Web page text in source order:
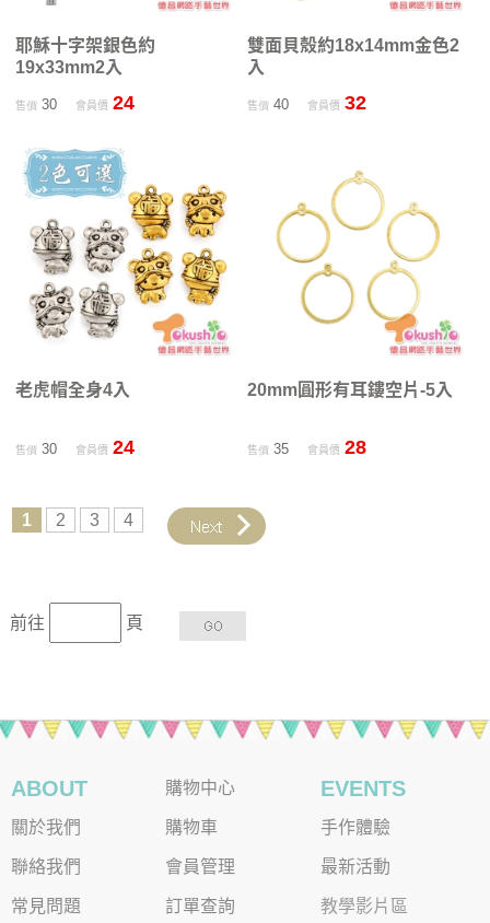
耶穌十字架銀色約
19x33mm2入
售價30 會員價 24
雙面貝殼約18x14mm金色2
入
售價 40 會員價 32
老虎帽全身4入
售價30 會員價 24
20mm圓形有耳鏤空片-5入
售價 35 會員價 28
1 2 3 4
前往 頁
ABOUT
關於我們
聯絡我們
常見問題
購物中心
購物車
會員管理
訂單查詢
EVENTS
手作體驗
最新活動
教學影片區